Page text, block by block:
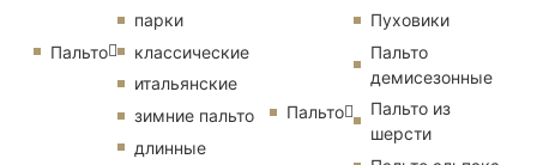
Пальто
парки
классические
итальянские
зимние пальто
длинные
Пальто
Пуховики
Пальто
демисезонные
Пальто из
шерсти